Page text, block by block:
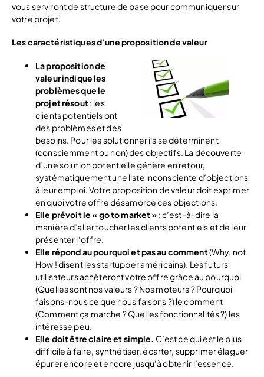
vous serviront de structure de base pour communiquer sur
votre projet.
Les caractéristiques d’une proposition de valeur
La proposition de
valeur indique les
problèmes que le
projet résout: les
clients potentiels ont
des problèmes et des
besoins. Pour les solutionner ils se déterminent
(consciemment ou non) des objectifs. La découverte
d’une solution potentielle génère en retour,
systématiquement une liste inconsciente d’objections
à leur emploi. Votre proposition de valeur doit exprimer
en quoi votre offre désamorce ces objections.
Elle prévoit le « go to market » : c’est-à-dire la
manière d’aller toucher les clients potentiels et de leur
présenter l’offre.
Elle répond au pourquoi et pas au comment(Why, not
How ! disent les startupper américains). Les futurs
utilisateurs achèteront votre offre grâce au pourquoi
(Quelles sont nos valeurs ? Nos moteurs ? Pourquoi
faisons-nous ce que nous faisons ?) le comment
(Comment ça marche ? Quelles fonctionnalités ?) les
intéresse peu.
Elle doit être claire et simple. C’est ce qui est le plus
difficile à faire, synthétiser, écarter, supprimer élaguer
épurer encore et encore jusqu’à obtenir l’essence.